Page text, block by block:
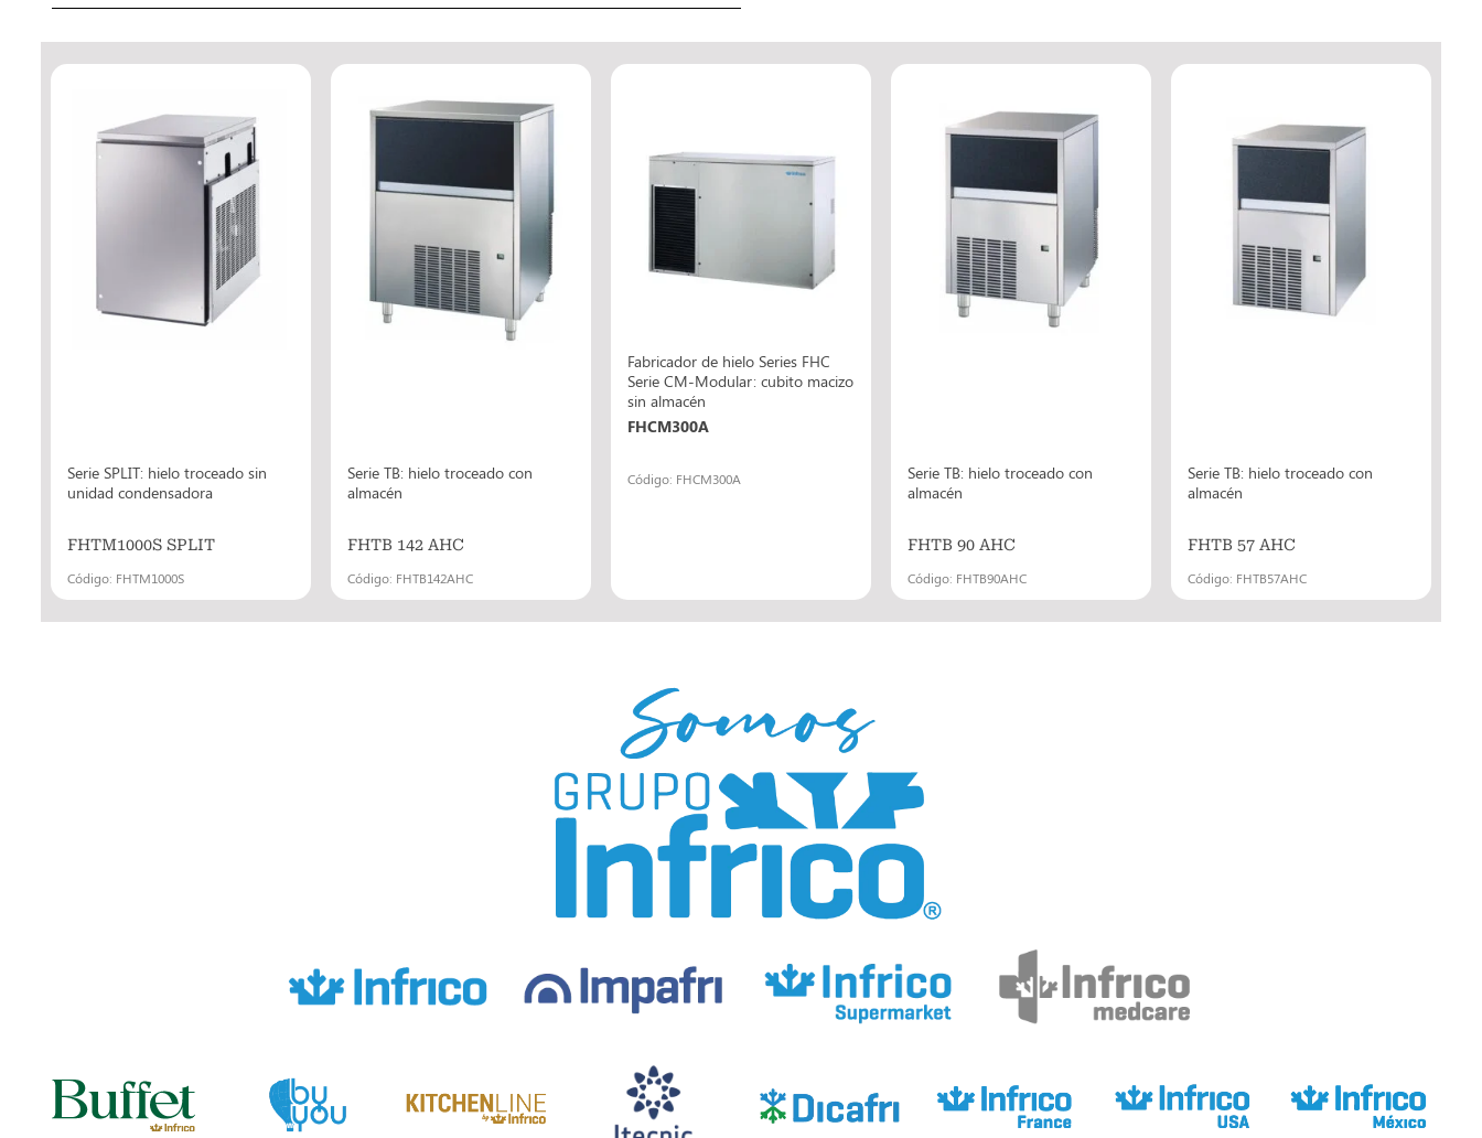
Serie SPLIT: hielo troceado sin
unidad condensadora
FHTM1000S SPLIT
Código: FHTM1000S
Serie TB: hielo troceado con
almacén
FHTB 142 AHC
Código: FHTB142AHC
Fabricador de hielo Series FHC
Serie CM-Modular: cubito macizo
sin almacén
FHCM300A
Código: FHCM300A
Serie TB: hielo troceado con
almacén
FHTB 90 AHC
Código: FHTB90AHC
Serie TB: hielo troceado con
almacén
FHTB 57 AHC
Código: FHTB57AHC